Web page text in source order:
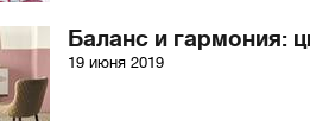
Баланс и гармония:
19 июня 2019